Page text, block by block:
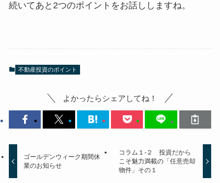
続いてあと2つのポイントをお話ししますね。
不動産投資のポイント
よかったらシェアしてね！
ゴールデンウィーク期間休
業のお知らせ
コラム１-２ 投資だから
こそ魅力満載の「任意売却
物件」その１